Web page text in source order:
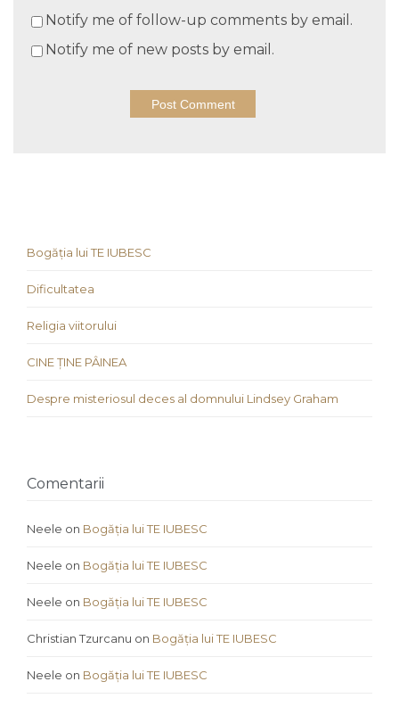
Notify me of follow-up comments by email.
Notify me of new posts by email.
Bogăția lui TE IUBESC
Dificultatea
Religia viitorului
CINE ȚINE PÂINEA
Despre misteriosul deces al domnului Lindsey Graham
Comentarii
Neele on Bogăția lui TE IUBESC
Neele on Bogăția lui TE IUBESC
Neele on Bogăția lui TE IUBESC
Christian Tzurcanu on Bogăția lui TE IUBESC
Neele on Bogăția lui TE IUBESC